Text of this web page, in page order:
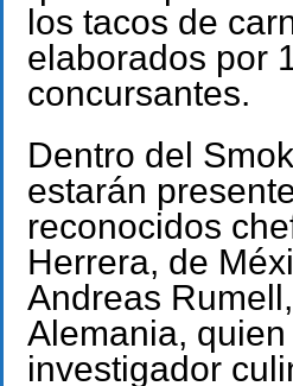
los tacos de
elaborados por
concursantes.
Dentro del
estarán
reconocidos
Herrera, de
Andreas
Alemania,
investigador